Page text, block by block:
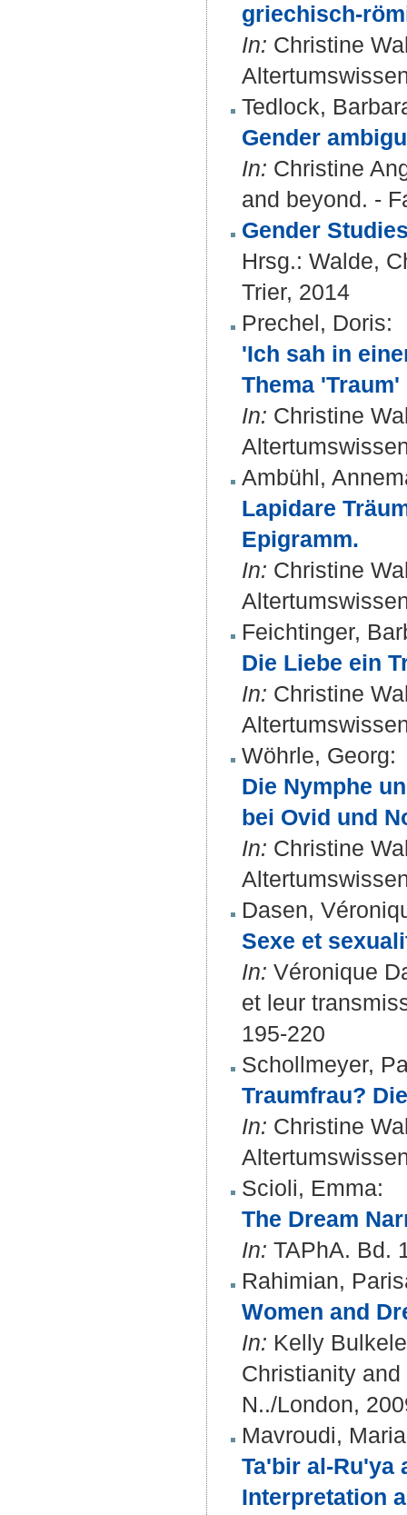
griechisch-
In: Christine
Tedlock,
Gender
In: Christine
and beyond. -
Gender
Hrsg.: Walde,
Trier, 2014
Prechel, Doris:
'Ich sah in
Thema
In: Christine
Ambühl,
Lapidare
Epigramm.
In: Christine
Feichtinger,
Die Liebe ein
In: Christine
Wöhrle, Georg:
Die Nymphe
bei Ovid und
In: Christine
Dasen,
Sexe et
In: Véronique
et leur
195-220
Schollmeyer,
Traumfrau?
In: Christine
Scioli, Emma:
The Dream
In: TAPhA. Bd.
Rahimian,
Women and
In: Kelly
Christianity
N../London,
Mavroudi, Maria
Ta'bir al-Ru'ya
Interpretation